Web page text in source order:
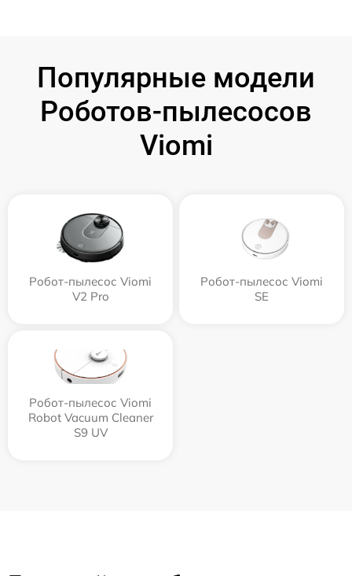
Популярные модели
Роботов-пылесосов
Viomi
Робот-пылесос Viomi
V2 Pro
Робот-пылесос Viomi
SE
Робот-пылесос Viomi
Robot Vacuum Cleaner
S9 UV